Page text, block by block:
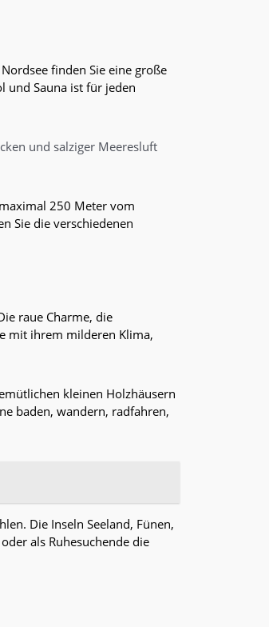
finden Sie eine große
und Sauna ist für jeden
und salziger Meeresluft
250 Meter vom
Sie die verschiedenen
raue Charme, die
mit ihrem milderen Klima,
kleinen Holzhäusern
baden, wandern, radfahren,
Die Inseln Seeland, Fünen,
als Ruhesuchende die